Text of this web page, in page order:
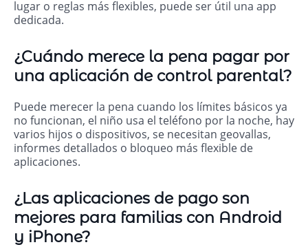
lugar o reglas más flexibles, puede ser útil una app
dedicada.
¿Cuándo merece la pena pagar por
una aplicación de control parental?
Puede merecer la pena cuando los límites básicos ya
no funcionan, el niño usa el teléfono por la noche, hay
varios hijos o dispositivos, se necesitan geovallas,
informes detallados o bloqueo más flexible de
aplicaciones.
¿Las aplicaciones de pago son
mejores para familias con Android
y iPhone?